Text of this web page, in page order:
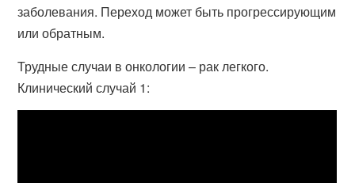
заболевания. Переход может быть прогрессирующим
или обратным.
Трудные случаи в онкологии – рак легкого.
Клинический случай 1: